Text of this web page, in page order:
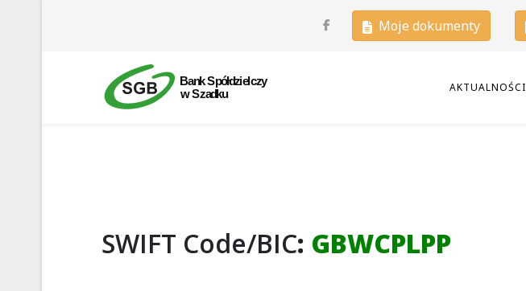
Moje dokumenty
AKTUALNOŚCI
SWIFT Code/BIC: GBWCPLPP